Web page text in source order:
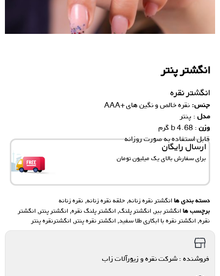
انگشتر پنتر
انگشتر نقره
جنس: نقره خالص و نگین های +AAA
مدل : پنتر
وزن : 4.68 b گرم
قابل استفاده به صورت روزانه
ارسال رایگان
برای سفارش‌ بالای یک میلیون تومان
دسته بندی ها انگشتر نقره زنانه, حلقه نقره زنانه, نقره زنانه
برچسب ها انگشتر ببر, انگشتر پلنگ, انگشتر پلنگ نقره, انگشتر پنتر, انگشتر
نقره, انگشتر نقره با ابکاری طلا سفید, انگشتر نقره پنتر, انگشترنقره پنتر
فروشنده : شرکت نقره و زیورآلات زاب